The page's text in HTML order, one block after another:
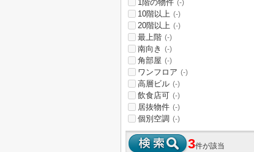
1階の物件 (-)
10階以上 (-)
20階以上 (-)
最上階 (-)
南向き (-)
角部屋 (-)
ワンフロア (-)
高層ビル (-)
飲食店可 (-)
居抜物件 (-)
個別空調 (-)
3件が該当